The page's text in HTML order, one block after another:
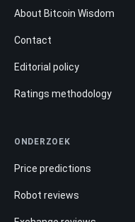
About Bitcoin Wisdom
Contact
Editorial policy
Ratings methodology
ONDERZOEK
Price predictions
Robot reviews